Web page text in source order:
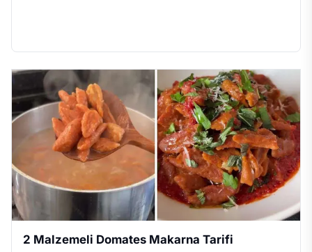
2 Malzemeli Domates Makarna Tarifi